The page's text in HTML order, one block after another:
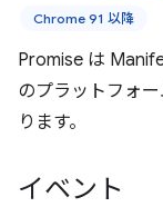
Chrome 91 以降
Promise は
のプラットフォ
ります。
イベント